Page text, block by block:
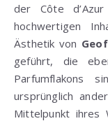
der Côte
hochwertigen
Ästhetik von
geführt, die
Parfumflakons
ursprünglich
Mittelpunkt ihres